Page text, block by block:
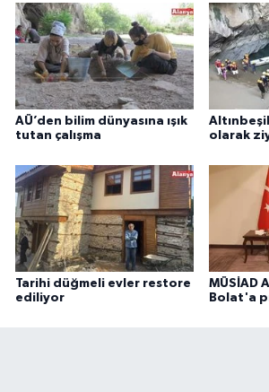
AÜ’den bilim dünyasına ışık
tutan çalışma
olarak
Tarihi düğmeli evler restore
ediliyor
MÜSİAD
Bolat'a